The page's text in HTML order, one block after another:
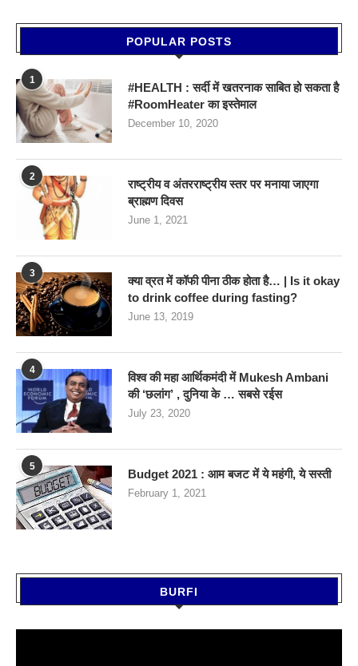
POPULAR POSTS
1
#HEALTH : सर्दी में खतरनाक साबित हो सकता है
#RoomHeater का इस्तेमाल
December 10, 2020
2
राष्ट्रीय व अंतरराष्ट्रीय स्तर पर मनाया जाएगा
ब्राह्मण दिवस
June 1, 2021
3
क्या व्रत में कॉफी पीना ठीक होता है… | Is it okay
to drink coffee during fasting?
June 13, 2019
4
विश्व की महा आर्थिकमंदी में Mukesh Ambani
की ‘छलांग’ , दुनिया के … सबसे रईस
July 23, 2020
5
Budget 2021 : आम बजट में ये महंगी, ये सस्‍ती
February 1, 2021
BURFI